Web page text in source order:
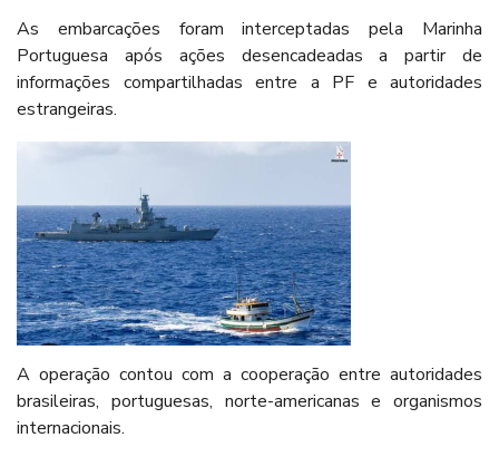
As embarcações foram interceptadas pela Marinha
Portuguesa após ações desencadeadas a partir de
informações compartilhadas entre a PF e autoridades
estrangeiras.
A operação contou com a cooperação entre autoridades
brasileiras, portuguesas, norte-americanas e organismos
internacionais.